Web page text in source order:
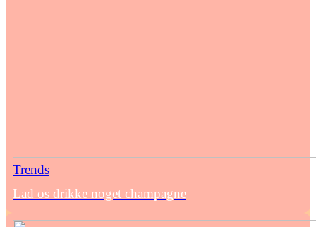
Trends
Lad os drikke noget champagne